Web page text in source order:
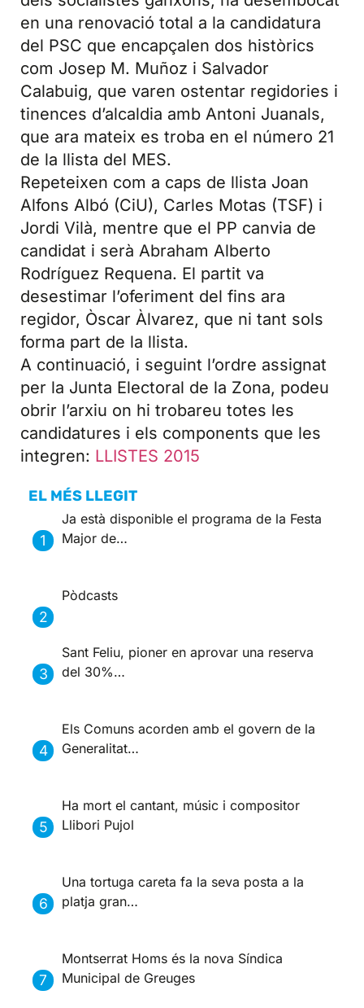
en una renovació total a la candidatura
del PSC que encapçalen dos històrics
com Josep M. Muñoz i Salvador
Calabuig, que varen ostentar regidories i
tinences d’alcaldia amb Antoni Juanals,
que ara mateix es troba en el número 21
de la llista del MES.
Repeteixen com a caps de llista Joan
Alfons Albó (CiU), Carles Motas (TSF) i
Jordi Vilà, mentre que el PP canvia de
candidat i serà Abraham Alberto
Rodríguez Requena. El partit va
desestimar l’oferiment del fins ara
regidor, Òscar Àlvarez, que ni tant sols
forma part de la llista.
A continuació, i seguint l’ordre assignat
per la Junta Electoral de la Zona, podeu
obrir l’arxiu on hi trobareu totes les
candidatures i els components que les
integren: LLISTES 2015
EL MÉS LLEGIT
Ja està disponible el programa de la Festa
Major de…
Pòdcasts
Sant Feliu, pioner en aprovar una reserva
del 30%…
Els Comuns acorden amb el govern de la
Generalitat…
Ha mort el cantant, músic i compositor
Llibori Pujol
Una tortuga careta fa la seva posta a la
platja gran…
Montserrat Homs és la nova Síndica
Municipal de Greuges